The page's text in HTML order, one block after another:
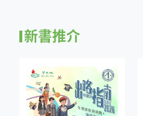
新書推介